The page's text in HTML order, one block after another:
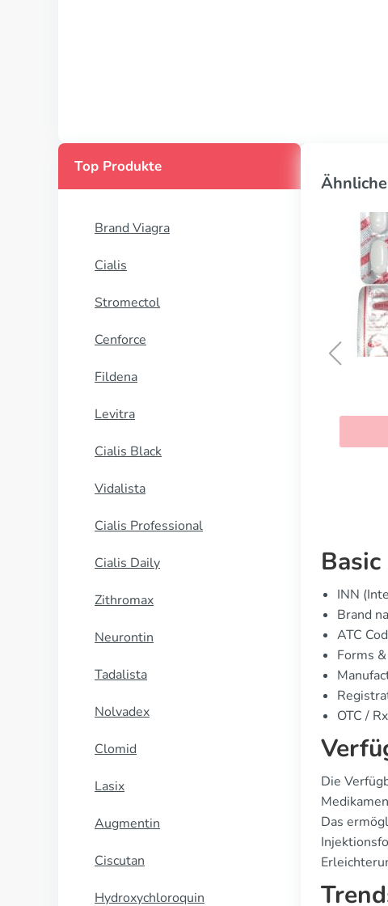
Top Produkte
Brand Viagra
Cialis
Stromectol
Cenforce
Fildena
Levitra
Cialis Black
Vidalista
Cialis Professional
Cialis Daily
Zithromax
Neurontin
Tadalista
Nolvadex
Clomid
Lasix
Augmentin
Ciscutan
Hydroxychloroquin
INN
Brand
ATC
Forms
OTC /
Die
Das